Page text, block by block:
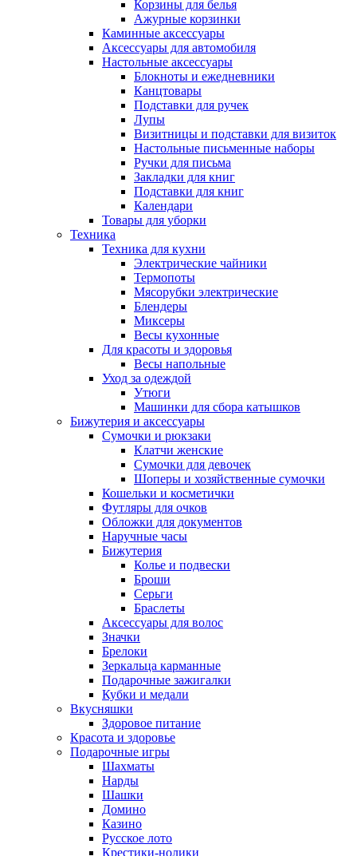
Корзины для белья
Ажурные корзинки
Каминные аксессуары
Аксессуары для автомобиля
Настольные аксессуары
Блокноты и ежедневники
Канцтовары
Подставки для ручек
Лупы
Визитницы и подставки для визиток
Настольные письменные наборы
Ручки для письма
Закладки для книг
Подставки для книг
Календари
Товары для уборки
Техника
Техника для кухни
Электрические чайники
Термопоты
Мясорубки электрические
Блендеры
Миксеры
Весы кухонные
Для красоты и здоровья
Весы напольные
Уход за одеждой
Утюги
Машинки для сбора катышков
Бижутерия и аксессуары
Сумочки и рюкзаки
Клатчи женские
Сумочки для девочек
Шоперы и хозяйственные сумочки
Кошельки и косметички
Футляры для очков
Обложки для документов
Наручные часы
Бижутерия
Колье и подвески
Броши
Серьги
Браслеты
Аксессуары для волос
Значки
Брелоки
Зеркальца карманные
Подарочные зажигалки
Кубки и медали
Вкусняшки
Здоровое питание
Красота и здоровье
Подарочные игры
Шахматы
Нарды
Шашки
Домино
Казино
Русское лото
Крестики-нолики